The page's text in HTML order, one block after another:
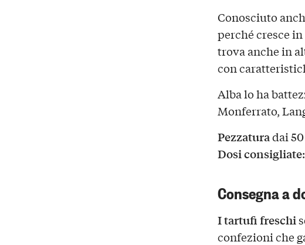
Conosciuto
perché cresce
trova anche in
con
Alba lo ha
Monferrato,
Pezzaturadai
Dosi consigliate
Consegna a
I tartufi freschi
confezioni che